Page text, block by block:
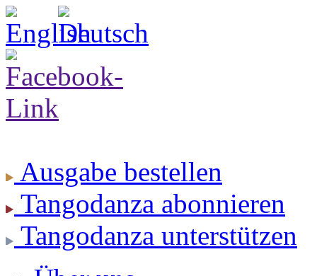
Ausgabe bestellen
Tangodanza abonnieren
Tangodanza unterstützen